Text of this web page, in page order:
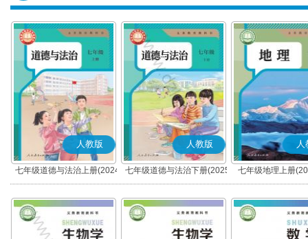
人教版
七年级道德与法治上册(2024
秋版)(部编版)
人教版
七年级道德与法治下册(2025
春版)(部编版)
人
七年级地理上册